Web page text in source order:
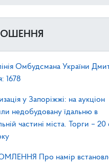
лінія Омбудсмана України
1678
у Запоріжжі: на аукціон
недобудовану їдальню в
частині міста. Торги – 20
Про намір